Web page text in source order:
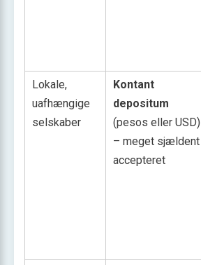
Lokale,
uafhængige
selskaber
Kontant
depositum
(pesos eller USD)
– meget sjældent
accepteret